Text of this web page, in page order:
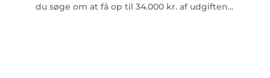
du søge om at få op til 34.000 kr. af udgiften...